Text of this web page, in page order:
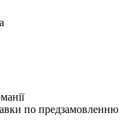
по предзамовленню